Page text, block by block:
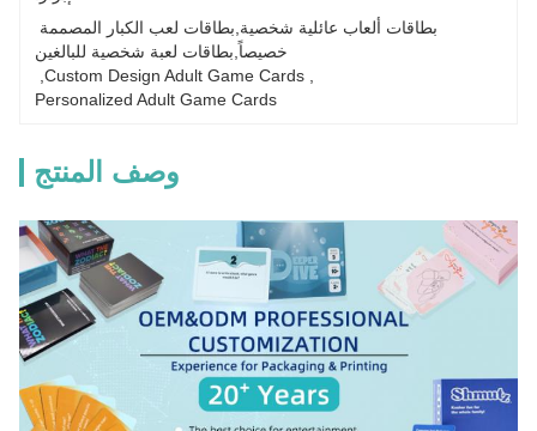
خصيصاً,بطاقات لعبة شخصية للبالغين
Custom Design Adult Game Cards
Personalized Adult Game Cards
وصف المنتج